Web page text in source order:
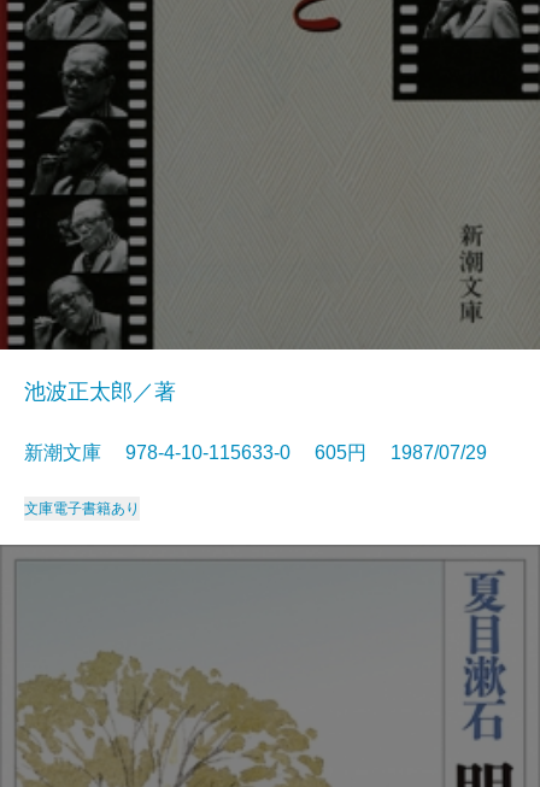
池波正太郎／著
新潮文庫 978-4-10-115633-0 605円 1987/07/29
文庫電子書籍あり